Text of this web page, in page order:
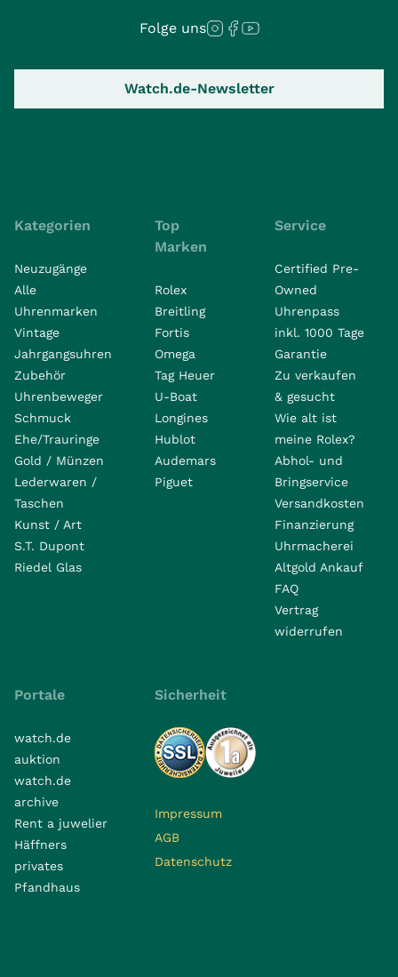
Folge uns
Watch.de-Newsletter
Kategorien
Neuzugänge
Alle
Uhrenmarken
Vintage
Jahrgangsuhren
Zubehör
Uhrenbeweger
Schmuck
Ehe/Trauringe
Gold / Münzen
Lederwaren /
Taschen
Kunst / Art
S.T. Dupont
Riedel Glas
Top
Marken
Rolex
Breitling
Fortis
Omega
Tag Heuer
U-Boat
Longines
Hublot
Audemars
Piguet
Service
Certified Pre-
Owned
Uhrenpass
inkl. 1000 Tage
Garantie
Zu verkaufen
& gesucht
Wie alt ist
meine Rolex?
Abhol- und
Bringservice
Versandkosten
Finanzierung
Uhrmacherei
Altgold Ankauf
FAQ
Vertrag
widerrufen
Portale
watch.de
auktion
watch.de
archive
Rent a juwelier
Häffners
privates
Pfandhaus
Sicherheit
Impressum
AGB
Datenschutz